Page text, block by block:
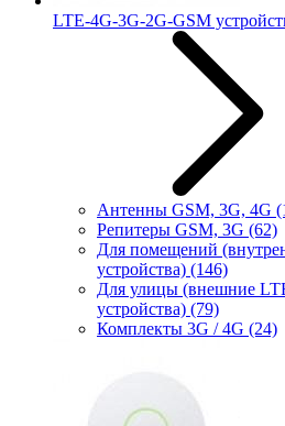
LTE-4G-3G-2G-GSM
Антенны GSM, 3G, 4G
Репитеры GSM, 3G (62)
Для помещений
устройства) (146)
Для улицы (внешние
устройства) (79)
Комплекты 3G / 4G (24)